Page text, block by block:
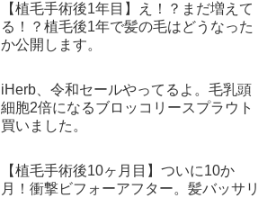
【植毛手術後1年目】え！？まだ増えて
る！？植毛後1年で髪の毛はどうなった
か公開します。
iHerb、令和セールやってるよ。毛乳頭
細胞2倍になるブロッコリースプラウト
買いました。
【植毛手術後10ヶ月目】ついに10か
月！衝撃ビフォーアフター。髪バッサリ